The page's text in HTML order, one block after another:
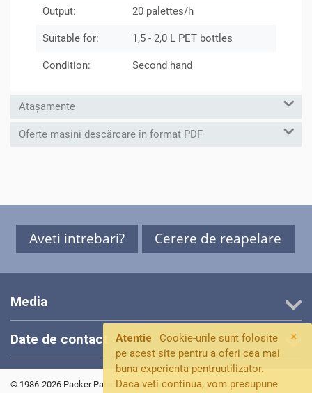
×
Atentie
Cookie-urile sunt folosite
pe acest site pentru a oferi cea mai
buna experienta pentruutilizator.
Daca veti continua, vom presupune
Output: 20 palettes/h
Suitable for: 1,5 - 2,0 L PET bottles
Condition: Second hand
Atașamente
Oferte masini descărcare în format PDF
Aveti intrebari? Cerere de reapelare
Media
Date de contact
© 1986-2026 Packer Palackozógép Gyártó és Forgalmazó Kft.